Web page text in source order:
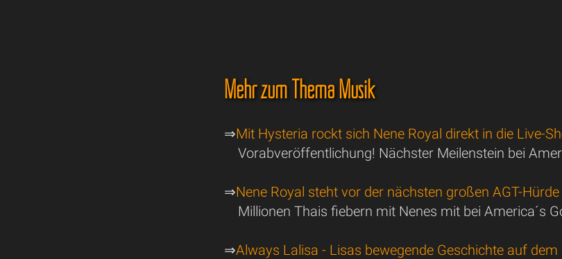
Mehr zum Thema Musik
⇒Mit Hysteria rockt sich Nene Royal direkt in die Live-
Vorabveröffentlichung! Nächster Meilenstein bei
⇒Nene Royal steht vor der nächsten großen AGT-Hürde
Millionen Thais fiebern mit Nenes mit bei America´s
⇒Always Lalisa - Lisas bewegende Geschichte auf